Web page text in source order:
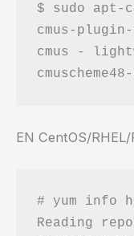
$ sudo apt-
cmus-
cmus -
EN CentOS/
# yum info
Reading